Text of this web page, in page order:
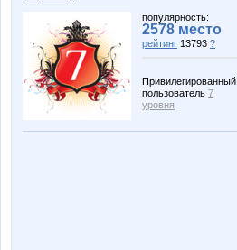
популярность:
2578 место
рейтинг 13793 ?
Привилегированный
пользователь 7
уровня